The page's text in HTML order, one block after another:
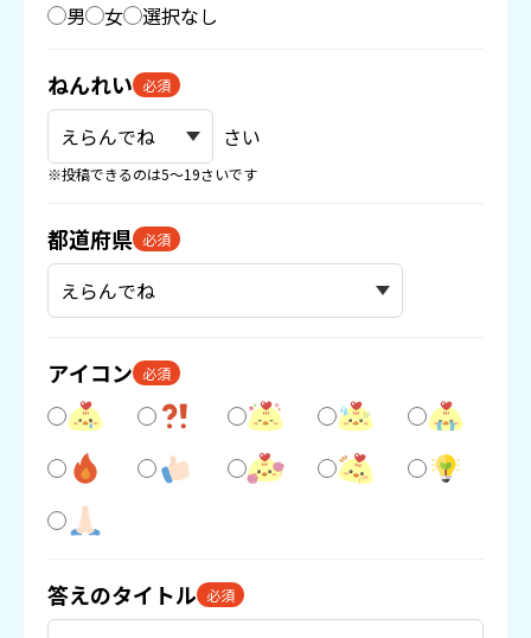
男 女 選択なし
ねんれい 必須
さい
※投稿できるのは5〜19さいです
都道府県 必須
アイコン 必須
答えのタイトル 必須